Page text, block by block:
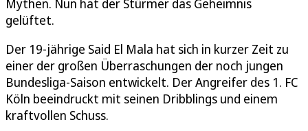
Mythen. Nun hat der Stürmer das Geheimnis
gelüftet.
Der 19-jährige Said El Mala hat sich in kurzer Zeit zu
einer der großen Überraschungen der noch jungen
Bundesliga-Saison entwickelt. Der Angreifer des 1. FC
Köln beeindruckt mit seinen Dribblings und einem
kraftvollen Schuss.